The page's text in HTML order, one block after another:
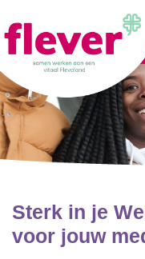
Sterk in je
voor jouw